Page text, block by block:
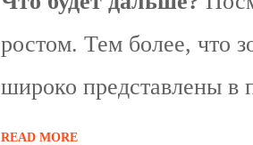
ростом. Тем более, что
широко представлены в
READ MORE